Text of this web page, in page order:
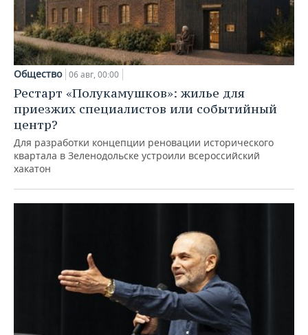
Общество 06 авг, 00:00
Рестарт «Полукамушков»: жилье для
приезжих специалистов или событийный
центр?
Для разработки концепции реновации исторического
квартала в Зеленодольске устроили всероссийский
хакатон